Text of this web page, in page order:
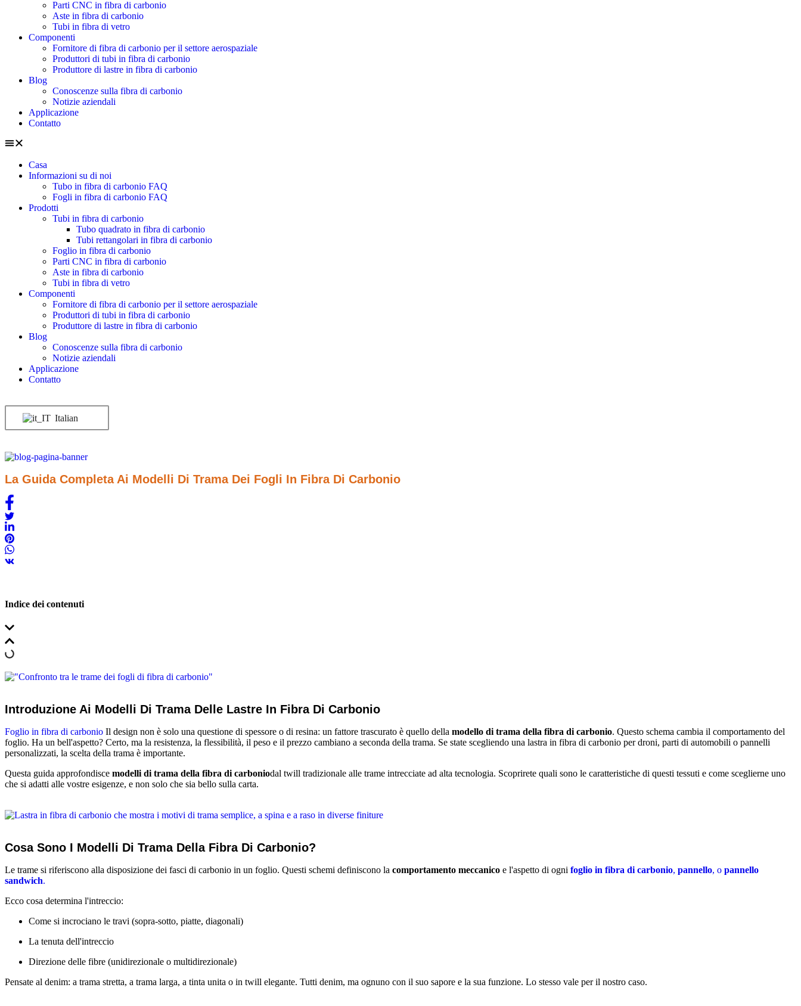
Parti CNC in fibra di carbonio
Aste in fibra di carbonio
Tubi in fibra di vetro
Componenti
Fornitore di fibra di carbonio per il settore aerospaziale
Produttori di tubi in fibra di carbonio
Produttore di lastre in fibra di carbonio
Blog
Conoscenze sulla fibra di carbonio
Notizie aziendali
Applicazione
Contatto
Casa
Informazioni su di noi
Tubo in fibra di carbonio FAQ
Fogli in fibra di carbonio FAQ
Prodotti
Tubi in fibra di carbonio
Tubo quadrato in fibra di carbonio
Tubi rettangolari in fibra di carbonio
Foglio in fibra di carbonio
Parti CNC in fibra di carbonio
Aste in fibra di carbonio
Tubi in fibra di vetro
Componenti
Fornitore di fibra di carbonio per il settore aerospaziale
Produttori di tubi in fibra di carbonio
Produttore di lastre in fibra di carbonio
Blog
Conoscenze sulla fibra di carbonio
Notizie aziendali
Applicazione
Contatto
Italian
La Guida Completa Ai Modelli Di Trama Dei Fogli In Fibra Di Carbonio
Indice dei contenuti
Introduzione Ai Modelli Di Trama Delle Lastre In Fibra Di Carbonio
Foglio in fibra di carbonio Il design non è solo una questione di spessore o di resina: un fattore trascurato è quello della modello di trama della fibra di carbonio. Questo schema cambia il comportamento del
foglio. Ha un bell'aspetto? Certo, ma la resistenza, la flessibilità, il peso e il prezzo cambiano a seconda della trama. Se state scegliendo una lastra in fibra di carbonio per droni, parti di automobili o pannelli
personalizzati, la scelta della trama è importante.
Questa guida approfondisce modelli di trama della fibra di carboniodal twill tradizionale alle trame intrecciate ad alta tecnologia. Scoprirete quali sono le caratteristiche di questi tessuti e come sceglierne uno
che si adatti alle vostre esigenze, e non solo che sia bello sulla carta.
Cosa Sono I Modelli Di Trama Della Fibra Di Carbonio?
Le trame si riferiscono alla disposizione dei fasci di carbonio in un foglio. Questi schemi definiscono la comportamento meccanico e l'aspetto di ogni foglio in fibra di carbonio, pannello, o pannello
sandwich.
Ecco cosa determina l'intreccio:
Come si incrociano le travi (sopra-sotto, piatte, diagonali)
La tenuta dell'intreccio
Direzione delle fibre (unidirezionale o multidirezionale)
Pensate al denim: a trama stretta, a trama larga, a tinta unita o in twill elegante. Tutti denim, ma ognuno con il suo sapore e la sua funzione. Lo stesso vale per il nostro caso.